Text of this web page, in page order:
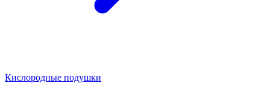
Кислородные подушки